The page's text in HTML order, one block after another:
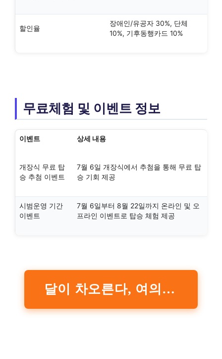
할인율
장애인/유공자 30%, 단체
10%, 기후동행카드 10%
무료체험 및 이벤트 정보
이벤트 상세 내용
개장식 무료 탑
승 추첨 이벤트
7월 6일 개장식에서 추첨을 통해 무료 탑
승 기회 제공
시범운영 기간
이벤트
7월 6일부터 8월 22일까지 온라인 및 오
프라인 이벤트로 탑승 체험 제공
달이 차오른다, 여의도 가자! ‘서울달